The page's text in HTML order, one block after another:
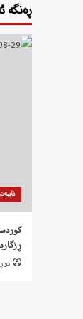
ڕەنگە